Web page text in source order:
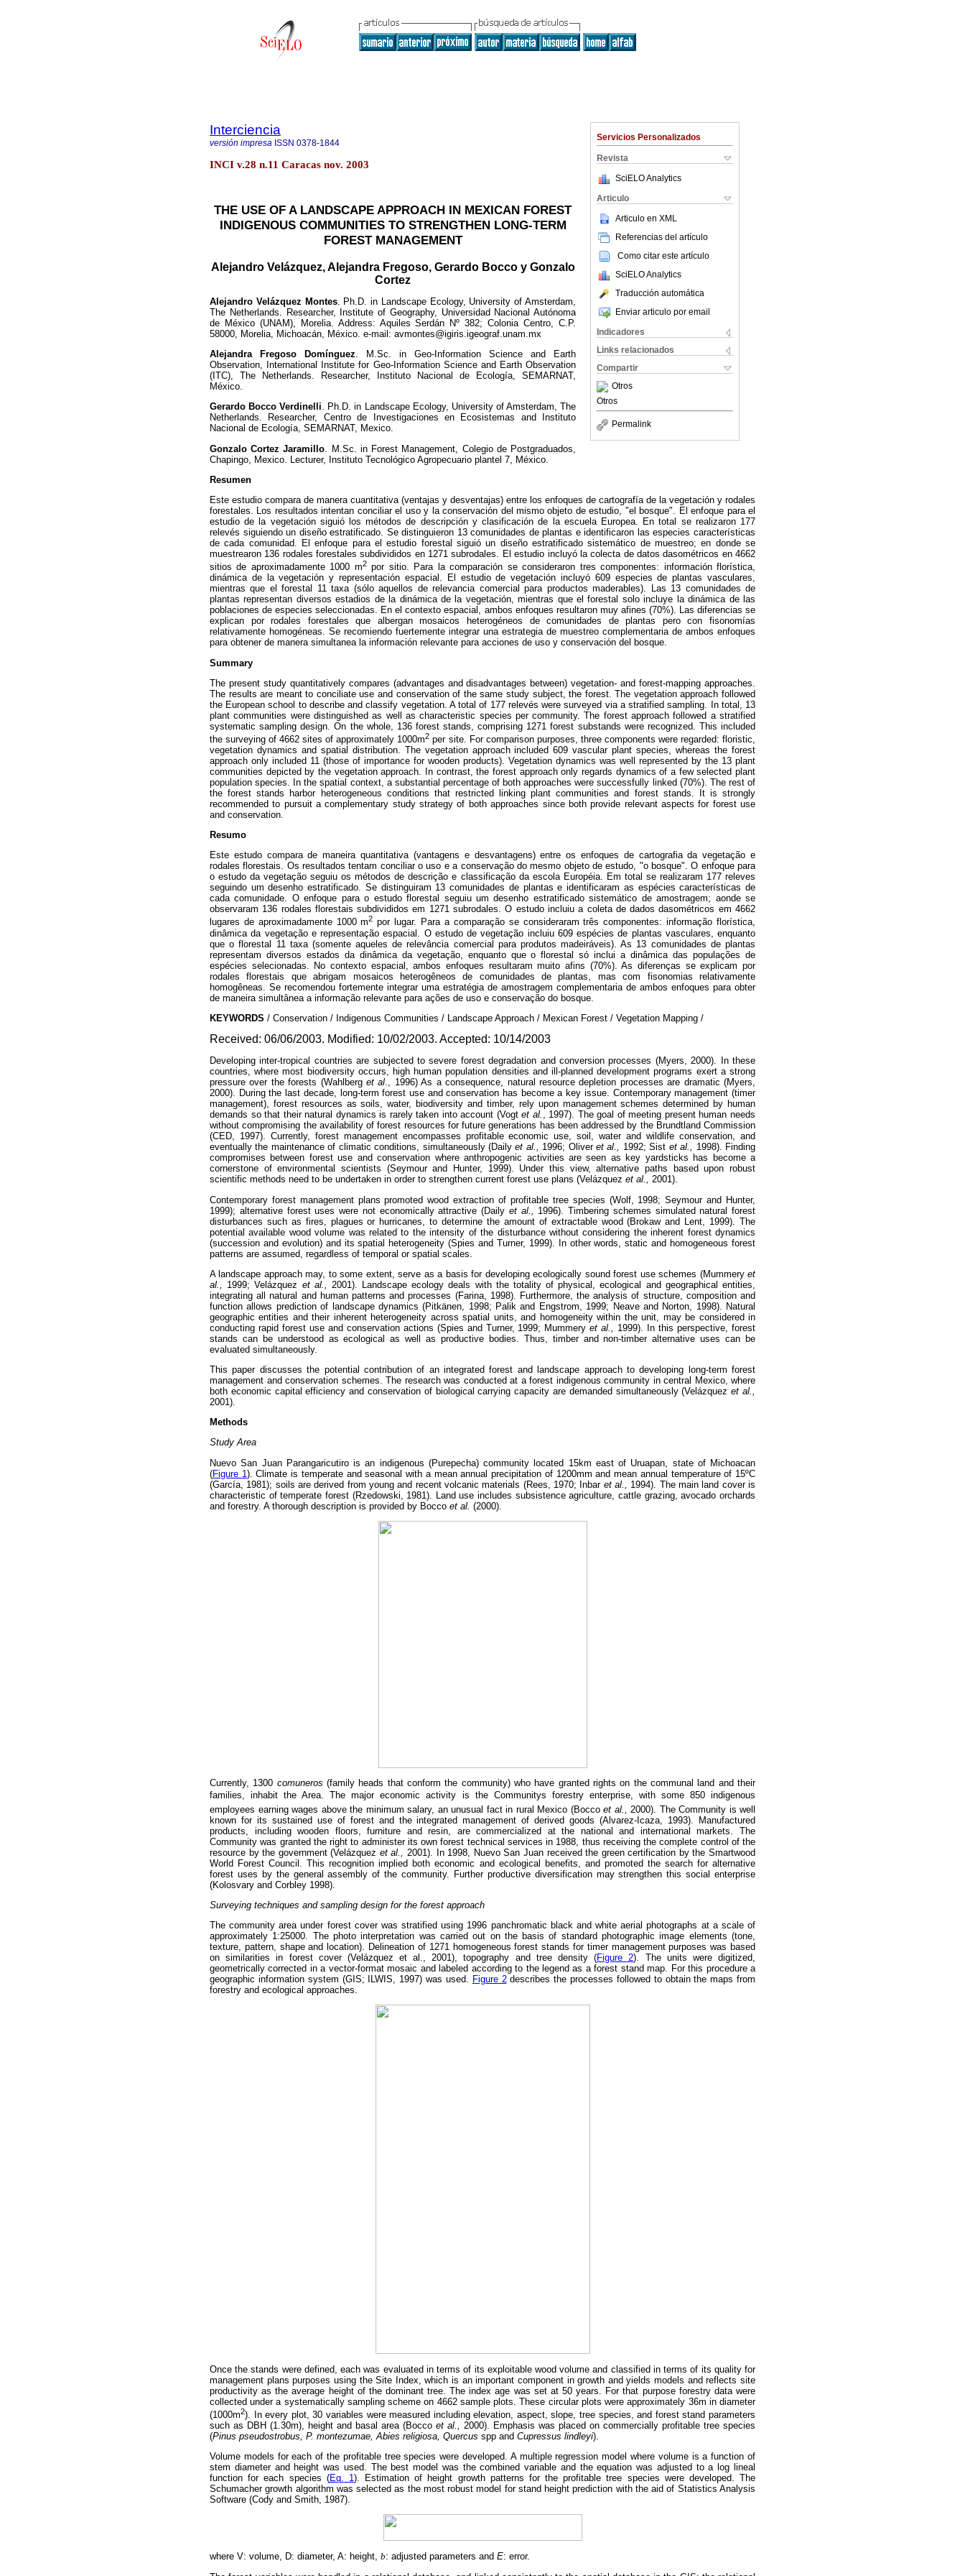
Servicios Personalizados
Revista
SciELO Analytics
Articulo
Articulo en XML
Referencias del artículo
Como citar este artículo
SciELO Analytics
Traducción automática
Enviar articulo por email
Indicadores
Links relacionados
Compartir
Otros
Otros
Permalink
Interciencia
versión impresa ISSN 0378-1844
INCI v.28 n.11 Caracas nov. 2003
THE USE OF A LANDSCAPE APPROACH IN MEXICAN FOREST
INDIGENOUS COMMUNITIES TO STRENGTHEN LONG-TERM
FOREST MANAGEMENT
Alejandro Velázquez, Alejandra Fregoso, Gerardo Bocco y Gonzalo
Cortez
Alejandro Velázquez Montes. Ph.D. in Landscape Ecology, University of Amsterdam,
The Netherlands. Researcher, Institute of Geography, Universidad Nacional Autónoma
de México (UNAM), Morelia. Address: Aquiles Serdán Nº 382; Colonia Centro, C.P.
58000, Morelia, Michoacán, México. e-mail: avmontes@igiris.igeograf.unam.mx
Alejandra Fregoso Domínguez.
M.Sc. in Geo-Information Science and Earth
Observation, International Institute for Geo-Information Science and Earth Observation
(ITC), The Netherlands. Researcher, Instituto Nacional de Ecología, SEMARNAT,
México.
Gerardo Bocco Verdinelli. Ph.D. in Landscape Ecology, University of Amsterdam, The
Netherlands. Researcher, Centro de Investigaciones en Ecosistemas and Instituto
Nacional de Ecología, SEMARNAT, Mexico.
Gonzalo Cortez Jaramillo
M.Sc. in Forest Management, Colegio de Postgraduados,
Chapingo, Mexico. Lecturer, Instituto Tecnológico Agropecuario plantel 7, México.
Resumen
Este estudio compara de manera cuantitativa (ventajas y desventajas) entre los enfoques de cartografía de la vegetación y rodales
forestales. Los resultados intentan conciliar el uso y la conservación del mismo objeto de estudio, "el bosque". El enfoque para el
estudio de la vegetación siguió los métodos de descripción y clasificación de la escuela Europea. En total se realizaron 177
relevés siguiendo un diseño estratificado. Se distinguieron 13 comunidades de plantas e identificaron las especies características
de cada comunidad. El enfoque para el estudio forestal siguió un diseño estratificado sistemático de muestreo; en donde se
muestrearon 136 rodales forestales subdivididos en 1271 subrodales. El estudio incluyó la colecta de datos dasométricos en 4662
sitios de aproximadamente 1000 m2por sitio. Para la comparación se consideraron tres componentes: información florística,
dinámica de la vegetación y representación espacial. El estudio de vegetación incluyó 609 especies de plantas vasculares,
mientras que el forestal 11 taxa (sólo aquellos de relevancia comercial para productos maderables). Las 13 comunidades de
plantas representan diversos estadios de la dinámica de la vegetación, mientras que el forestal solo incluye la dinámica de las
poblaciones de especies seleccionadas. En el contexto espacial, ambos enfoques resultaron muy afines (70%). Las diferencias se
explican por rodales forestales que albergan mosaicos heterogéneos de comunidades de plantas pero con fisonomías
relativamente homogéneas. Se recomiendo fuertemente integrar una estrategia de muestreo complementaria de ambos enfoques
para obtener de manera simultanea la información relevante para acciones de uso y conservación del bosque.
Summary
The present study quantitatively compares (advantages and disadvantages between) vegetation- and forest-mapping approaches.
The results are meant to conciliate use and conservation of the same study subject, the forest. The vegetation approach followed
the European school to describe and classify vegetation. A total of 177 relevés were surveyed via a stratified sampling. In total, 13
plant communities were distinguished as well as characteristic species per community. The forest approach followed a stratified
systematic sampling design. On the whole, 136 forest stands, comprising 1271 forest substands were recognized. This included
the surveying of 4662 sites of approximately 1000m2 per site. For comparison purposes, three components were regarded: floristic,
vegetation dynamics and spatial distribution. The vegetation approach included 609 vascular plant species, whereas the forest
approach only included 11 (those of importance for wooden products). Vegetation dynamics was well represented by the 13 plant
communities depicted by the vegetation approach. In contrast, the forest approach only regards dynamics of a few selected plant
population species. In the spatial context, a substantial percentage of both approaches were successfully linked (70%). The rest of
the forest stands harbor heterogeneous conditions that restricted linking plant communities and forest stands. It is strongly
recommended to pursuit a complementary study strategy of both approaches since both provide relevant aspects for forest use
and conservation.
Resumo
Este estudo compara de maneira quantitativa (vantagens e desvantagens) entre os enfoques de cartografia da vegetação e
rodales florestais. Os resultados tentam conciliar o uso e a conservação do mesmo objeto de estudo, "o bosque". O enfoque para
o estudo da vegetação seguiu os métodos de descrição e classificação da escola Européia. Em total se realizaram 177 releves
seguindo um desenho estratificado. Se distinguiram 13 comunidades de plantas e identificaram as espécies características de
cada comunidade. O enfoque para o estudo florestal seguiu um desenho estratificado sistemático de amostragem; aonde se
observaram 136 rodales florestais subdivididos em 1271 subrodales. O estudo incluiu a coleta de dados dasométricos em 4662
lugares de aproximadamente 1000 m2 por lugar. Para a comparação se consideraram três componentes: informação florística,
dinâmica da vegetação e representação espacial. O estudo de vegetação incluiu 609 espécies de plantas vasculares, enquanto
que o florestal 11 taxa (somente aqueles de relevância comercial para produtos madeiráveis). As 13 comunidades de plantas
representam diversos estados da dinâmica da vegetação, enquanto que o florestal só inclui a dinâmica das populações de
espécies selecionadas. No contexto espacial, ambos enfoques resultaram muito afins (70%). As diferenças se explicam por
rodales florestais que abrigam mosaicos heterogêneos de comunidades de plantas, mas com fisonomias relativamente
homogêneas. Se recomendou fortemente integrar uma estratégia de amostragem complementaria de ambos enfoques para obter
de maneira simultânea a informação relevante para ações de uso e conservação do bosque.
KEYWORDS / Conservation / Indigenous Communities / Landscape Approach / Mexican Forest / Vegetation Mapping /
Received: 06/06/2003. Modified: 10/02/2003. Accepted: 10/14/2003
Developing inter-tropical countries are subjected to severe forest degradation and conversion processes (Myers, 2000). In these
countries, where most biodiversity occurs, high human population densities and ill-planned development programs exert a strong
pressure over the forests (Wahlberget al., 1996) As a consequence, natural resource depletion processes are dramatic (Myers,
2000). During the last decade, long-term forest use and conservation has become a key issue. Contemporary management (timer
management), forest resources as soils, water, biodiversity and timber, rely upon management schemes determined by human
demands so that their natural dynamics is rarely taken into account (Vogtet al. , 1997). The goal of meeting present human needs
without compromising the availability of forest resources for future generations has been addressed by the Brundtland Commission
(CED, 1997). Currently, forest management encompasses profitable economic use, soil, water and wildlife conservation, and
eventually the maintenance of climatic conditions, simultaneously (Dailyet al., 1996; Oliveret al., 1992; Sist et al., 1998). Finding
compromises between forest use and conservation where anthropogenic activities are seen as key yardsticks has become a
cornerstone of environmental scientists (Seymour and Hunter, 1999). Under this view, alternative paths based upon robust
scientific methods need to be undertaken in order to strengthen current forest use plans (Velázquez et al., 2001).
Contemporary forest management plans promoted wood extraction of profitable tree species (Wolf, 1998; Seymour and Hunter,
1999); alternative forest uses were not economically attractive (Daily et al.,
1996). Timbering schemes simulated natural forest
disturbances such as fires, plagues or hurricanes, to determine the amount of extractable wood (Brokaw and Lent, 1999). The
potential available wood volume was related to the intensity of the disturbance without considering the inherent forest dynamics
(succession and evolution) and its spatial heterogeneity (Spies and Turner, 1999). In other words, static and homogeneous forest
patterns are assumed, regardless of temporal or spatial scales.
A landscape approach may, to some extent, serve as a basis for developing ecologically sound forest use schemes (Mummery et
al.,
1999; Velázquez et al.,
2001). Landscape ecology deals with the totality of physical, ecological and geographical entities,
integrating all natural and human patterns and processes (Farina, 1998). Furthermore, the analysis of structure, composition and
function allows prediction of landscape dynamics (Pitkänen, 1998; Palik and Engstrom, 1999; Neave and Norton, 1998). Natural
geographic entities and their inherent heterogeneity across spatial units, and homogeneity within the unit, may be considered in
conducting rapid forest use and conservation actions (Spies and Turner, 1999; Mummeryet al.,
1999). In this perspective, forest
stands can be understood as ecological as well as productive bodies. Thus, timber and non-timber alternative uses can be
evaluated simultaneously.
This paper discusses the potential contribution of an integrated forest and landscape approach to developing long-term forest
management and conservation schemes. The research was conducted at a forest indigenous community in central Mexico, where
both economic capital efficiency and conservation of biological carrying capacity are demanded simultaneously (Velázquezet al.,
2001).
Methods
Study Area
Nuevo San Juan Parangaricutiro is an indigenous (Purepecha) community located 15km east of Uruapan, state of Michoacan
(Figure 1). Climate is temperate and seasonal with a mean annual precipitation of 1200mm and mean annual temperature of 15ºC
(García, 1981); soils are derived from young and recent volcanic materials (Rees, 1970; Inbar et al.,
1994). The main land cover is
characteristic of temperate forest (Rzedowski, 1981). Land use includes subsistence agriculture, cattle grazing, avocado orchards
and forestry. A thorough description is provided by Bocco et al. (2000).
Currently, 1300 comuneros (family heads that conform the community) who have granted rights on the communal land and their
families, inhabit the Area. The major economic activity is the Communitys forestry enterprise, with some 850 indigenous
employees earning wages above the minimum salary, an unusual fact in rural Mexico (Bocco et al.,
2000). The Community is well
known for its sustained use of forest and the integrated management of derived goods (Alvarez-Icaza, 1993). Manufactured
products, including wooden floors, furniture and resin, are commercialized at the national and international markets. The
Community was granted the right to administer its own forest technical services in 1988, thus receiving the complete control of the
resource by the government (Velázquez et al.,
2001). In 1998, Nuevo San Juan received the green certification by the Smartwood
World Forest Council. This recognition implied both economic and ecological benefits, and promoted the search for alternative
forest uses by the general assembly of the community. Further productive diversification may strengthen this social enterprise
(Kolosvary and Corbley 1998).
Surveying techniques and sampling design for the forest approach
The community area under forest cover was stratified using 1996 panchromatic black and white aerial photographs at a scale of
approximately 1:25000. The photo interpretation was carried out on the basis of standard photographic image elements (tone,
texture, pattern, shape and location). Delineation of 1271 homogeneous forest stands for timer management purposes was based
on similarities in forest cover (Velázquez et al., 2001), topography and tree density (Figure 2). The units were digitized,
geometrically corrected in a vector-format mosaic and labeled according to the legend as a forest stand map. For this procedure a
geographic information system (GIS; ILWIS, 1997) was used. Figure 2describes the processes followed to obtain the maps from
forestry and ecological approaches.
Once the stands were defined, each was evaluated in terms of its exploitable wood volume and classified in terms of its quality for
management plans purposes using the Site Index, which is an important component in growth and yields models and reflects site
productivity as the average height of the dominant tree. The index age was set at 50 years. For that purpose forestry data were
collected under a systematically sampling scheme on 4662 sample plots. These circular plots were approximately 36m in diameter
(1000m2). In every plot, 30 variables were measured including elevation, aspect, slope, tree species, and forest stand parameters
such as DBH (1.30m), height and basal area (Bocco et al., 2000). Emphasis was placed on commercially profitable tree species
(Pinus pseudostrobus, P. montezumae, Abies religiosa, Quercus spp and Cupressus lindleyi).
Volume models for each of the profitable tree species were developed. A multiple regression model where volume is a function of
stem diameter and height was used. The best model was the combined variable and the equation was adjusted to a log lineal
function for each species (Eq. 1). Estimation of height growth patterns for the profitable tree species were developed. The
Schumacher growth algorithm was selected as the most robust model for stand height prediction with the aid of Statistics Analysis
Software (Cody and Smith, 1987).
where V: volume, D: diameter, A: height, b: adjusted parameters and E: error.